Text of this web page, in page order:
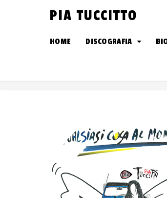
PIA TUCCITTO
HOME DISCOGRAFIA